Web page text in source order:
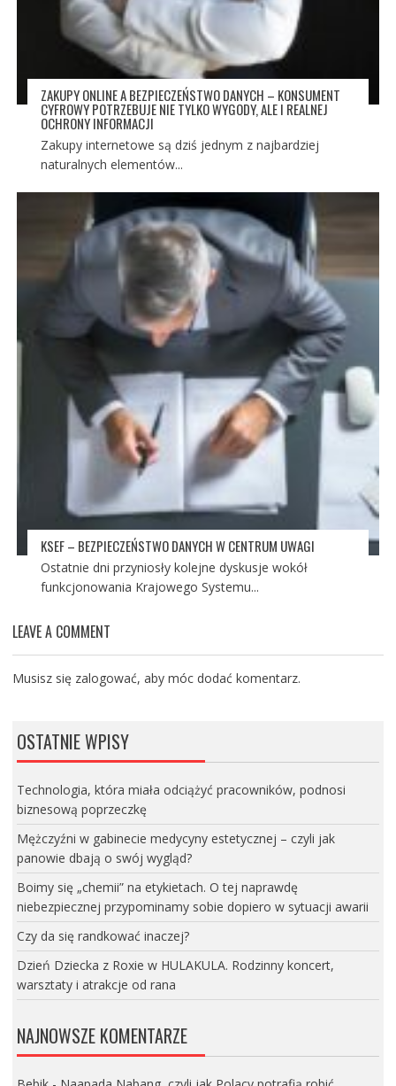
ZAKUPY ONLINE A BEZPIECZEŃSTWO DANYCH – KONSUMENT
CYFROWY POTRZEBUJE NIE TYLKO WYGODY, ALE I REALNEJ
OCHRONY INFORMACJI
Zakupy internetowe są dziś jednym z najbardziej
naturalnych elementów...
KSEF – BEZPIECZEŃSTWO DANYCH W CENTRUM UWAGI
Ostatnie dni przyniosły kolejne dyskusje wokół
funkcjonowania Krajowego Systemu...
LEAVE A COMMENT
Musisz się zalogować, aby móc dodać komentarz.
OSTATNIE WPISY
Technologia, która miała odciążyć pracowników, podnosi
biznesową poprzeczkę
Mężczyźni w gabinecie medycyny estetycznej – czyli jak
panowie dbają o swój wygląd?
Boimy się „chemii” na etykietach. O tej naprawdę
niebezpiecznej przypominamy sobie dopiero w sytuacji awarii
Czy da się randkować inaczej?
Dzień Dziecka z Roxie w HULAKULA. Rodzinny koncert,
warsztaty i atrakcje od rana
NAJNOWSZE KOMENTARZE